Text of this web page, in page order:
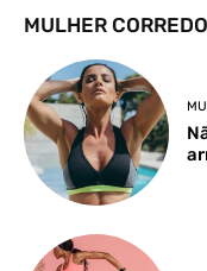
MULHER